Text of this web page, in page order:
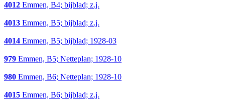
4012 Emmen, B4; bijblad; z.j.
4013 Emmen, B5; bijblad; z.j.
4014 Emmen, B5; bijblad; 1928-03
979 Emmen, B5; Netteplan; 1928-10
980 Emmen, B6; Netteplan; 1928-10
4015 Emmen, B6; bijblad; z.j.